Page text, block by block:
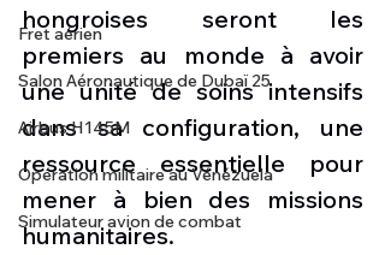
Fret aérien
Salon Aéronautique de Dubaï 25
Airbus H145M
Opération militaire au Vénézuela
Simulateur avion de combat
hongroises seront les
premiers au monde à avoir
une unité de soins intensifs
dans sa configuration, une
ressource essentielle pour
mener à bien des missions
humanitaires.